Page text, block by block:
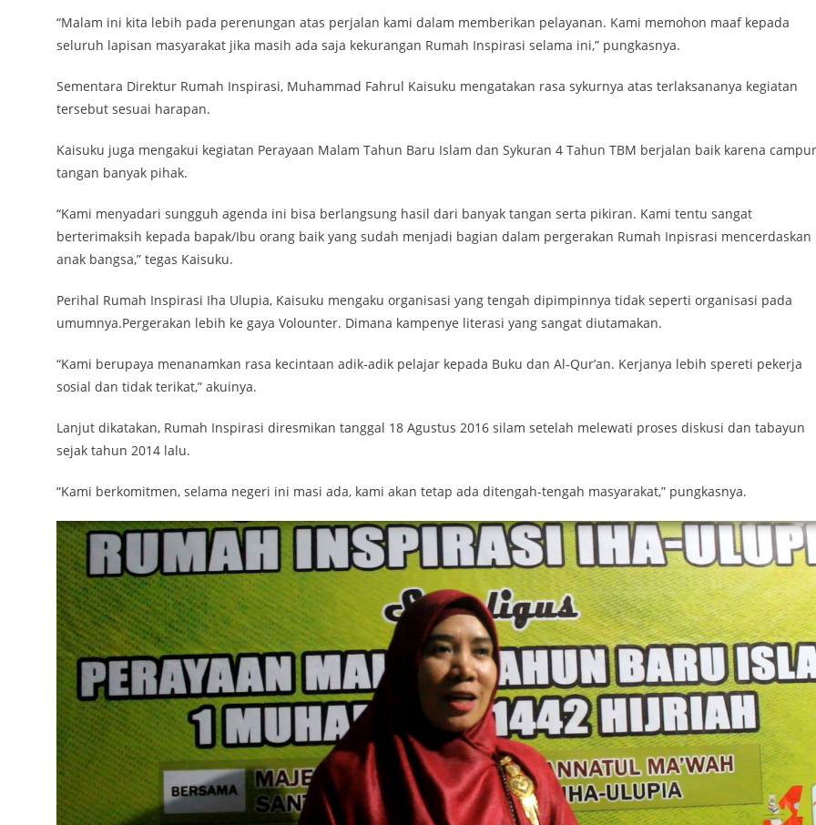
“Malam ini kita lebih pada perenungan atas perjalan kami dalam memberikan pelayanan. Kami memohon maaf kepada
seluruh lapisan masyarakat jika masih ada saja kekurangan Rumah Inspirasi selama ini,” pungkasnya.
Sementara Direktur Rumah Inspirasi, Muhammad Fahrul Kaisuku mengatakan rasa sykurnya atas terlaksananya kegiatan
tersebut sesuai harapan.
Kaisuku juga mengakui kegiatan Perayaan Malam Tahun Baru Islam dan Sykuran 4 Tahun TBM berjalan baik karena campur
tangan banyak pihak.
“Kami menyadari sungguh agenda ini bisa berlangsung hasil dari banyak tangan serta pikiran. Kami tentu sangat
berterimaksih kepada bapak/Ibu orang baik yang sudah menjadi bagian dalam pergerakan Rumah Inpisrasi mencerdaskan
anak bangsa,” tegas Kaisuku.
Perihal Rumah Inspirasi Iha Ulupia, Kaisuku mengaku organisasi yang tengah dipimpinnya tidak seperti organisasi pada
umumnya.Pergerakan lebih ke gaya Volounter. Dimana kampenye literasi yang sangat diutamakan.
“Kami berupaya menanamkan rasa kecintaan adik-adik pelajar kepada Buku dan Al-Qur’an. Kerjanya lebih spereti pekerja
sosial dan tidak terikat,” akuinya.
Lanjut dikatakan, Rumah Inspirasi diresmikan tanggal 18 Agustus 2016 silam setelah melewati proses diskusi dan tabayun
sejak tahun 2014 lalu.
“Kami berkomitmen, selama negeri ini masi ada, kami akan tetap ada ditengah-tengah masyarakat,” pungkasnya.